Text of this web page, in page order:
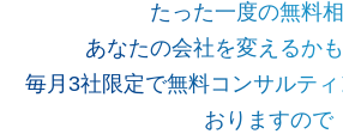
たった一度の無料
あなたの会社を変えるか
毎月3社限定で無料コンサルテ
おりますので